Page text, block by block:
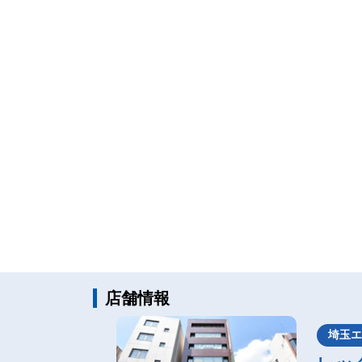
店舗情報
埼玉